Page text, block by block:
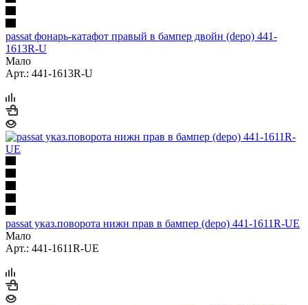
passat фонарь-катафот правый в бампер двойн (depo) 441-
1613R-U
Мало
Арт.: 441-1613R-U
passat указ.поворота нижн прав в бампер (depo) 441-1611R-UE
Мало
Арт.: 441-1611R-UE